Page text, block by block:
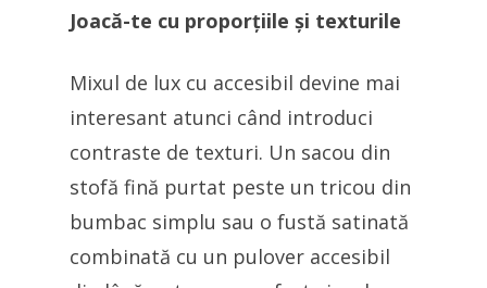
Joacă-te cu proporțiile și texturile
Mixul de lux cu accesibil devine mai
interesant atunci când introduci
contraste de texturi. Un sacou din
stofă fină purtat peste un tricou din
bumbac simplu sau o fustă satinată
combinată cu un pulover accesibil